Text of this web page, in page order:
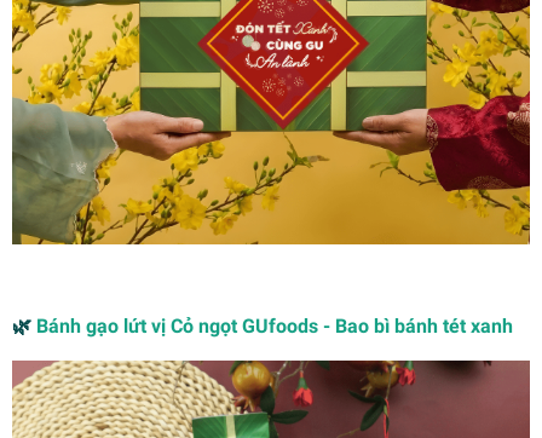
🌿 Bánh gạo lứt vị Cỏ ngọt GUfoods - Bao bì bánh tét xanh